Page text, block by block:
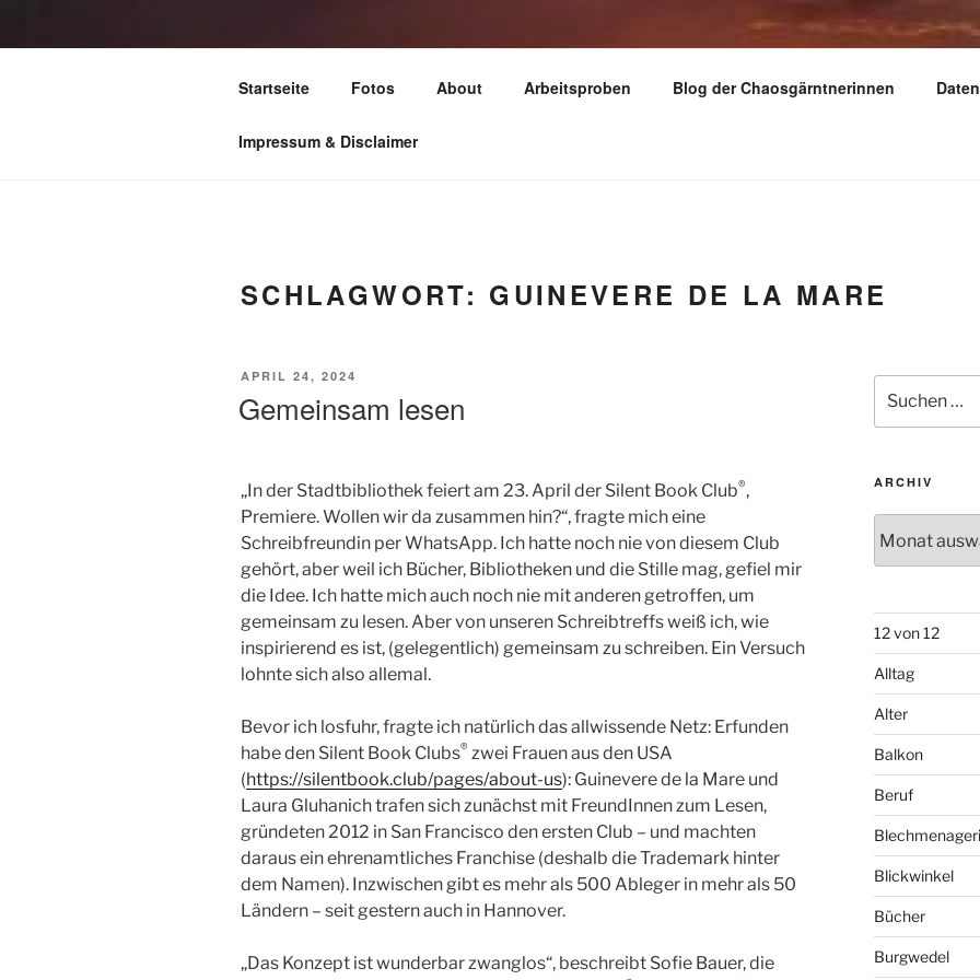
TIME TO FLY
Startseite Fotos About Arbeitsproben Blog der Chaosgärntnerinnen
Impressum & Disclaimer
SCHLAGWORT: GUINEVERE DE LA MARE
VERÖFFENTLICHT
APRIL 24, 2024
Gemeinsam lesen
„In der Stadtbibliothek feiert am 23. April der Silent Book Club®,
Premiere. Wollen wir da zusammen hin?“, fragte mich eine
Schreibfreundin per WhatsApp. Ich hatte noch nie von diesem Club
gehört, aber weil ich Bücher, Bibliotheken und die Stille mag, gefiel mir
die Idee. Ich hatte mich auch noch nie mit anderen getroffen, um
gemeinsam zu lesen. Aber von unseren Schreibtreffs weiß ich, wie
inspirierend es ist, (gelegentlich) gemeinsam zu schreiben. Ein Versuch
lohnte sich also allemal.
Bevor ich losfuhr, fragte ich natürlich das allwissende Netz: Erfunden
habe den Silent Book Clubs® zwei Frauen aus den USA
(https://silentbook.club/pages/about-us): Guinevere de la Mare und
Laura Gluhanich trafen sich zunächst mit FreundInnen zum Lesen,
gründeten 2012 in San Francisco den ersten Club – und machten
daraus ein ehrenamtliches Franchise (deshalb die Trademark hinter
dem Namen). Inzwischen gibt es mehr als 500 Ableger in mehr als 50
Ländern – seit gestern auch in Hannover.
„Das Konzept ist wunderbar zwanglos“, beschreibt Sofie Bauer, die
nach:
ARCHIV
12 von 12
Alltag
Alter
Balkon
Beruf
Blickwinkel
Bücher
Burgwedel